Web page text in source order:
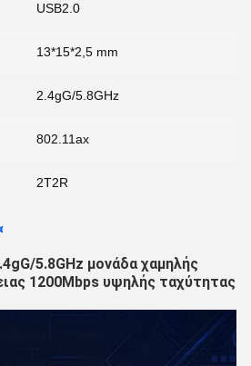
USB2.0
13*15*2,5 mm
2.4gG/5.8GHz
802.11ax
2T2R
5.8GHz μονάδα χαμηλής
1200Mbps υψηλής ταχύτητας